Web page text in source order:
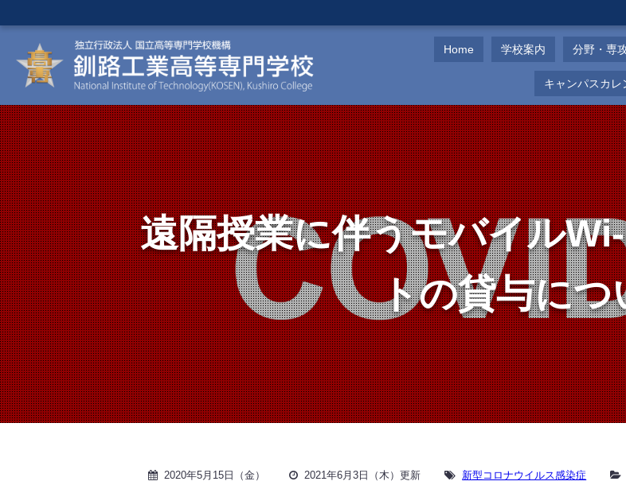
Home 学校案内 分野・専
キャンパスカレ
遠隔授業に伴うモバイル
トの貸与につ
2020年5月15日（金） 2021年6月3日（木）更新 新型コロナウイルス感染症